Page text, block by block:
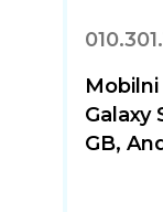
Galaxy
GB,